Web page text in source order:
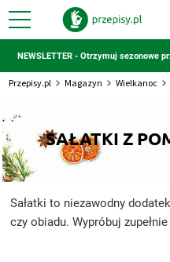
NEWSLETTER - Otrzymuj sezonowe
Przepisy.pl Magazyn Wielkanoc
SAŁATKI Z
Sałatki to niezawodny
czy obiadu. Wypróbuj